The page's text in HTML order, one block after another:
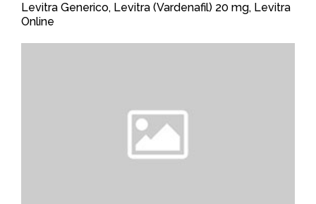
Levitra Generico, Levitra (Vardenafil) 20 mg, Levitra
Online